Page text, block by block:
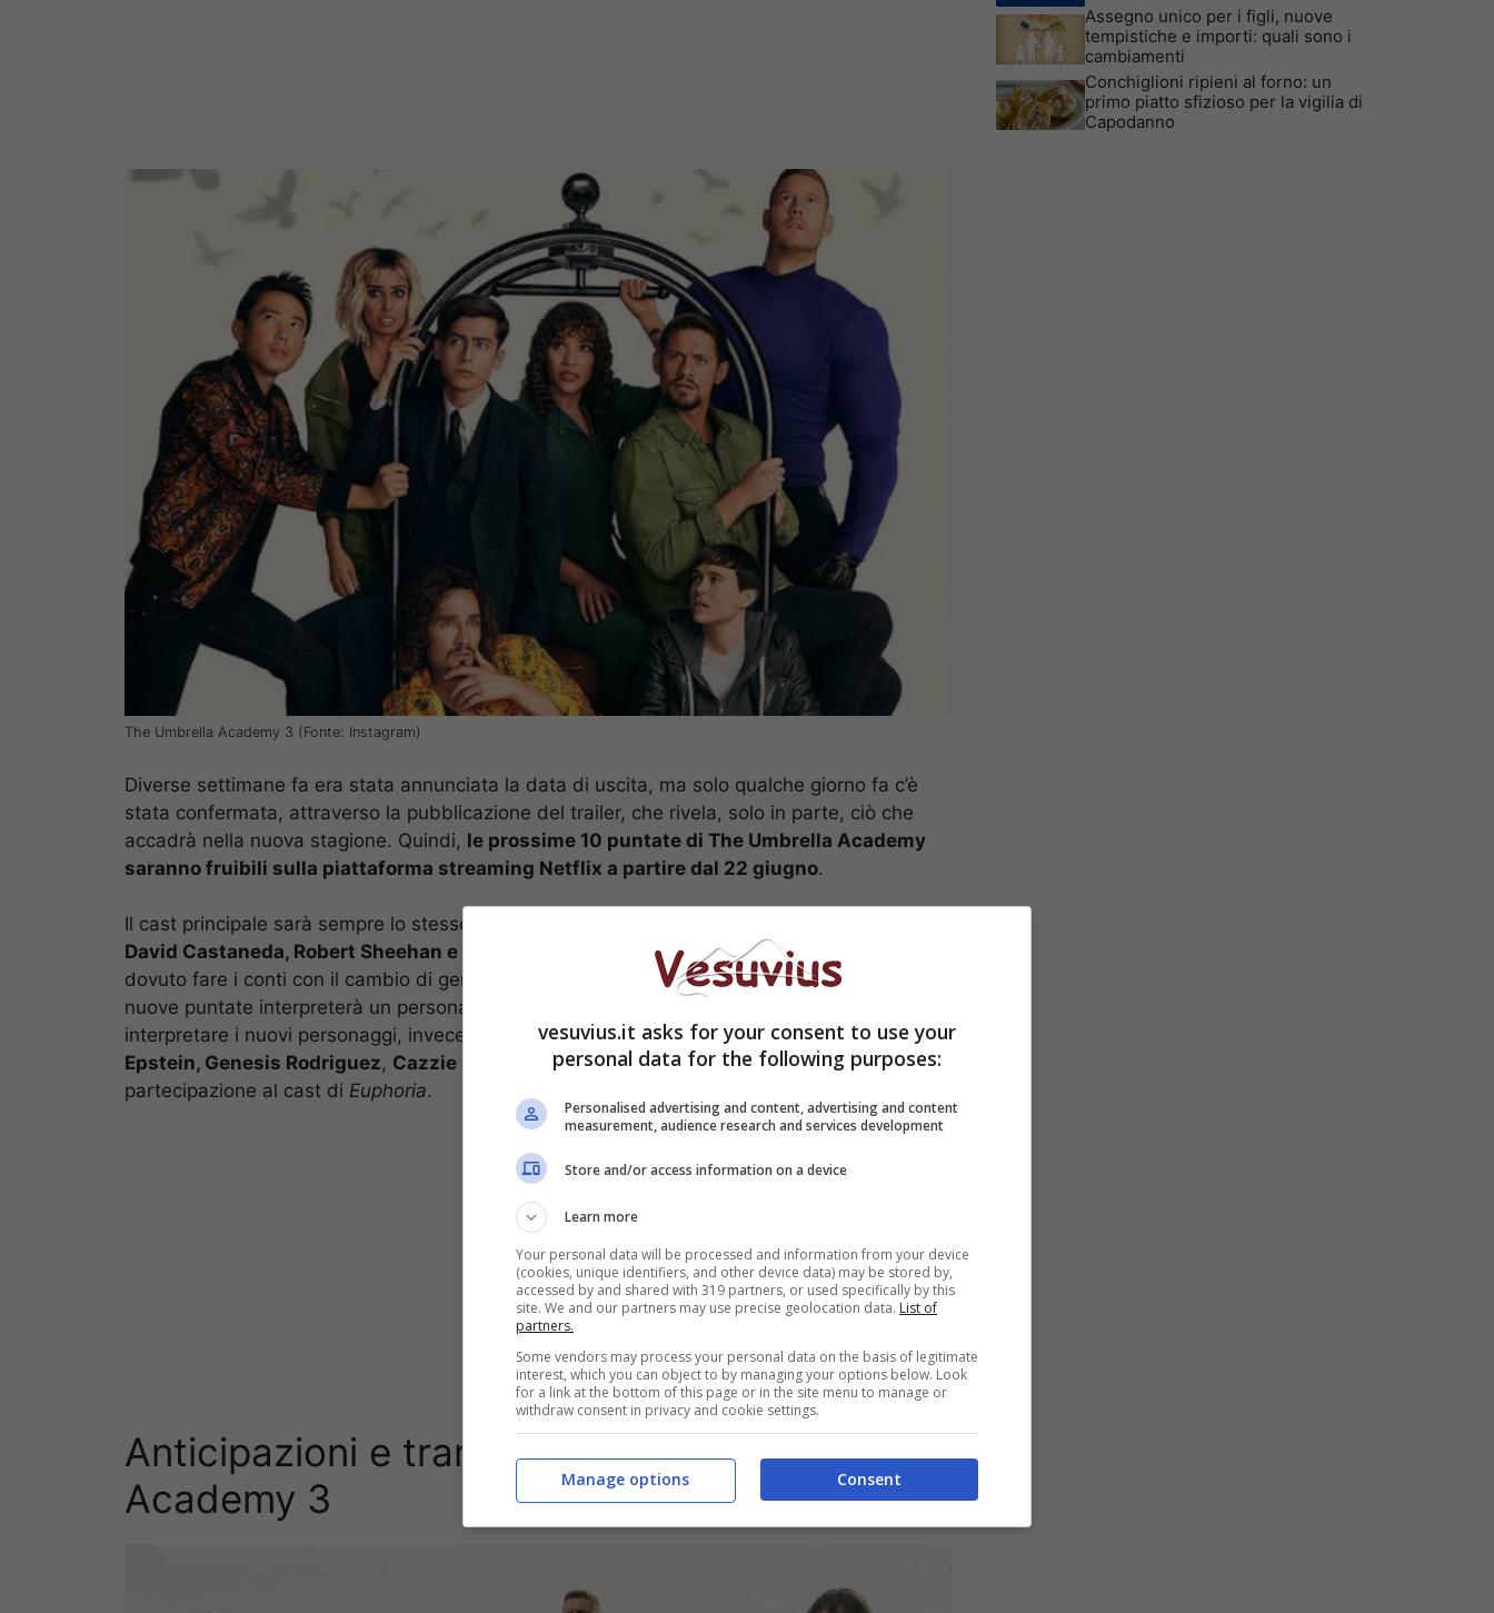
The Umbrella Academy 3 (Fonte: Instagram)
Diverse settimane fa era stata annunciata la data di uscita, ma solo qualche giorno fa c’è
stata confermata, attraverso la pubblicazione del trailer, che rivela, solo in parte, ciò che
accadrà nella nuova stagione. Quindi, le prossime 10 puntate di The Umbrella Academy
saranno fruibili sulla piattaforma streaming Netflix a partire dal 22 giugno.
Il cast principale sarà sempre lo stesso (
David Castaneda, Robert Sheehan e Aidan Ryan Gallagher ), anche se gli autori hanno
dovuto fare i conti con il cambio di genere di Elliot Page. Infatti, il suo personaggio nelle
nuove puntate interpreterà un personaggio transgender di nome Viktor Hargreeves. Ad
interpretare i nuovi personaggi, invece, ci sarannoJustin Cornwell, Britne Oldford, Jake
Epstein, Genesis Rodriguez, Cazzie David e, infine,Javon Walton, famoso per la
partecipazione al cast di Euphoria.
Anticipazioni e trama di The Umbrella
Academy 3
Assegno unico per i figli, nuove
tempistiche e importi: quali sono i
cambiamenti
Conchiglioni ripieni al forno: un
primo piatto sfizioso per la vigilia di
Capodanno
vesuvius.it asks for your consent to use your
personal data for the following purposes:
Personalised advertising and content, advertising and content
measurement, audience research and services development
Store and/or access information on a device
Learn more
Your personal data will be processed and information from your device
(cookies, unique identifiers, and other device data) may be stored by,
accessed by and shared with 319 partners, or used specifically by this
site. We and our partners may use precise geolocation data. List of
partners.
Some vendors may process your personal data on the basis of legitimate
interest, which you can object to by managing your options below. Look
for a link at the bottom of this page or in the site menu to manage or
withdraw consent in privacy and cookie settings.
Consent
Manage options